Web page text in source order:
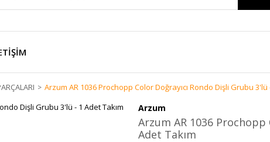
Arzum AR 1036 Prochopp Color Doğrayıcı Rondo Dişli Grubu 3'lü
Arzum
Arzum AR 1036 Prochopp
Adet Takım